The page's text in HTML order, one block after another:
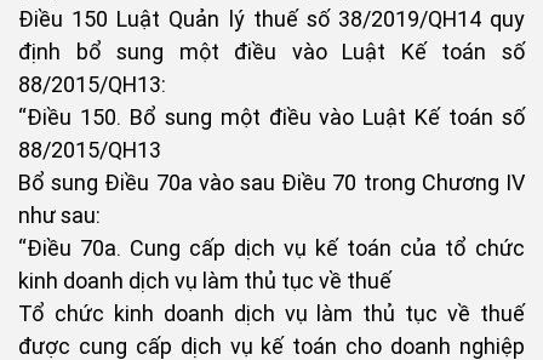
Điều 150 Luật Quản lý thuế số 38/2019/QH14 quy
định bổ sung một điều vào Luật Kế toán số
88/2015/QH13:
“Điều 150. Bổ sung một điều vào Luật Kế toán số
88/2015/QH13
Bổ sung Điều 70a vào sau Điều 70 trong Chương IV
như sau:
“Điều 70a. Cung cấp dịch vụ kế toán của tổ chức
kinh doanh dịch vụ làm thủ tục về thuế
Tổ chức kinh doanh dịch vụ làm thủ tục về thuế
được cung cấp dịch vụ kế toán cho doanh nghiệp